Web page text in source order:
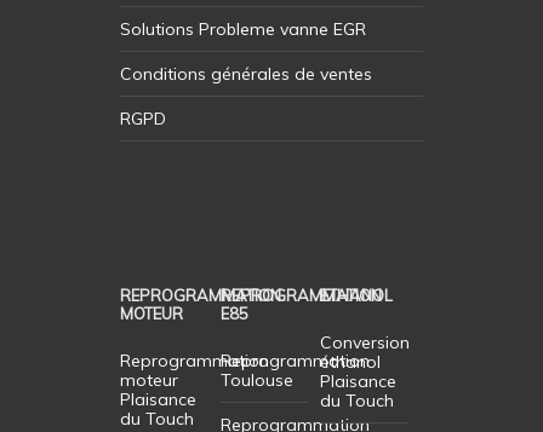
Solutions Probleme vanne EGR
Conditions générales de ventes
RGPD
REPROGRAMMATION
MOTEUR
Reprogrammation
moteur
Plaisance
du Touch
REPROGRAMMATION
E85
Reprogrammation
Toulouse
Reprogrammation
ETHANOL
Conversion
éthanol
Plaisance
du Touch